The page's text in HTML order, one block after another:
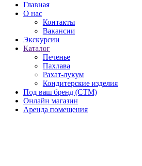
Главная
О нас
Контакты
Вакансии
Экскурсии
Каталог
Печенье
Пахлава
Рахат-лукум
Кондитерские изделия
Под ваш бренд (CTM)
Онлайн магазин
Аренда помещения